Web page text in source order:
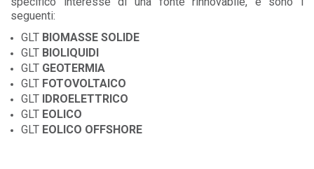
seguenti:
GLT BIOMASSE SOLIDE
GLT BIOLIQUIDI
GLT GEOTERMIA
GLT FOTOVOLTAICO
GLT IDROELETTRICO
GLT EOLICO
GLT EOLICO OFFSHORE